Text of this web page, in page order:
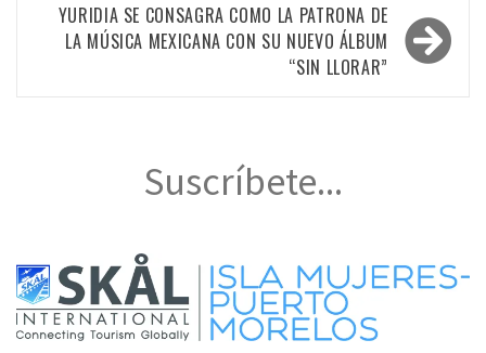
YURIDIA SE CONSAGRA COMO LA PATRONA DE
LA MÚSICA MEXICANA CON SU NUEVO ÁLBUM
“SIN LLORAR”
Suscríbete...